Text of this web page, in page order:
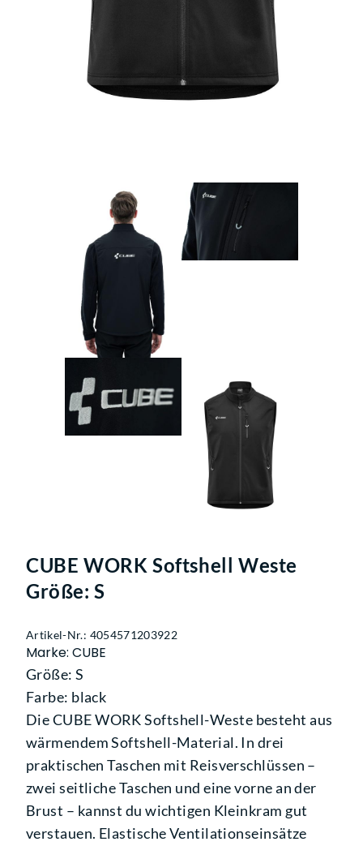
CUBE WORK Softshell Weste
Größe: S
Artikel-Nr.: 4054571203922
Marke: CUBE
Größe: S
Farbe: black
Die CUBE WORK Softshell-Weste besteht aus
wärmendem Softshell-Material. In drei
praktischen Taschen mit Reisverschlüssen –
zwei seitliche Taschen und eine vorne an der
Brust – kannst du wichtigen Kleinkram gut
verstauen. Elastische Ventilationseinsätze